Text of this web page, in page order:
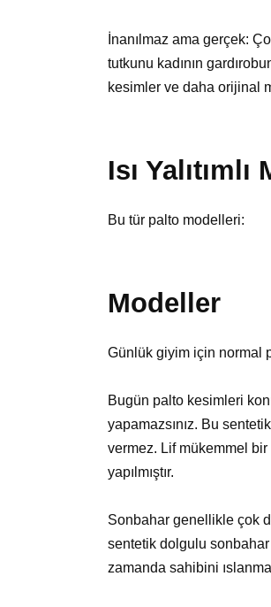
İnanılmaz ama gerçek:
tutkunu kadının
kesimler ve daha orijinal
Isı
Bu tür palto modelleri:
Modeller
Günlük giyim için normal
Bugün palto kesimleri
yapamazsınız. Bu
vermez. Lif mükemmel
yapılmıştır.
Sonbahar genellikle çok
sentetik dolgulu sonbahar
zamanda sahibini